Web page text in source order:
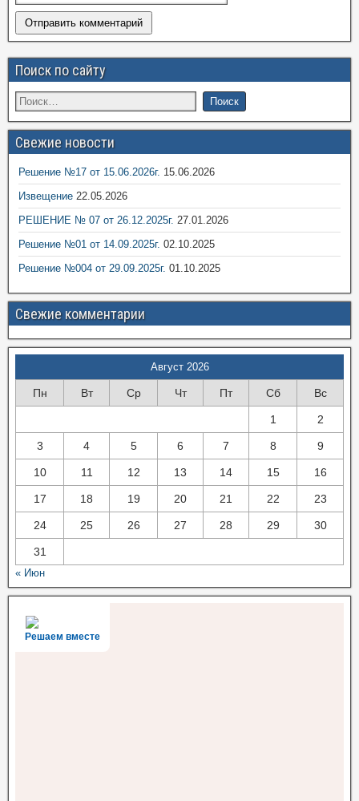
Поиск по сайту
Свежие новости
Решение №17 от 15.06.2026г. 15.06.2026
Извещение 22.05.2026
РЕШЕНИЕ № 07 от 26.12.2025г. 27.01.2026
Решение №01 от 14.09.2025г. 02.10.2025
Решение №004 от 29.09.2025г. 01.10.2025
Свежие комментарии
Август 2026
Пн Вт Ср Чт Пт Сб Вс
1 2
3 4 5 6 7 8 9
10 11 12 13 14 15 16
17 18 19 20 21 22 23
24 25 26 27 28 29 30
31
« Июн
Решаем вместе